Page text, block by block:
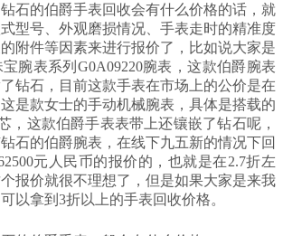
石的伯爵手表回收会有什么价格的话，就
型号、外观磨损情况、手表走时的精准度
附件等因素来进行报价了，比如说大家是
腕表系列G0A09220腕表，这款伯爵腕表
钻石，目前这款手表在市场上的公价是在
是款女士的手动机械腕表，具体是搭载的
，这款伯爵手表表带上还镶嵌了钻石呢，
石的伯爵腕表，在线下九五新的情况下回
元人民币的报价的，也就是在2.7折左
报价就很不理想了，但是如果大家是来我
以拿到3折以上的手表回收价格。